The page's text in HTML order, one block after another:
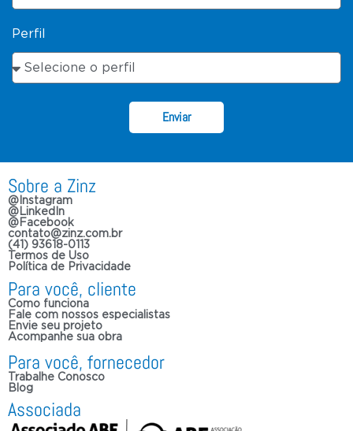
Perfil
Enviar
Sobre a Zinz
@Instagram
@LinkedIn
@Facebook
contato@zinz.com.br
(41) 93618-0113
Termos de Uso
Política de Privacidade
Para você, cliente
Como funciona
Fale com nossos especialistas
Envie seu projeto
Acompanhe sua obra
Para você, fornecedor
Trabalhe Conosco
Blog
Associada